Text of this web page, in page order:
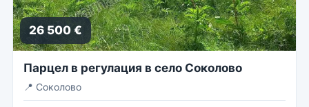
26 500 €
Парцел в регулация в село Соколово
📍 Соколово